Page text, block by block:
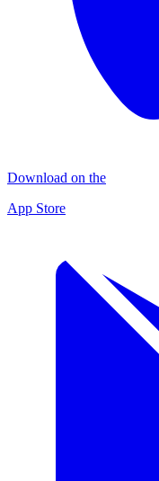
Download on the
App Store